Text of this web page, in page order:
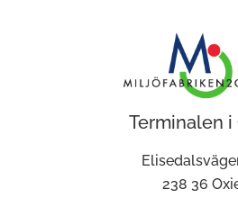
Terminalen i
238 36